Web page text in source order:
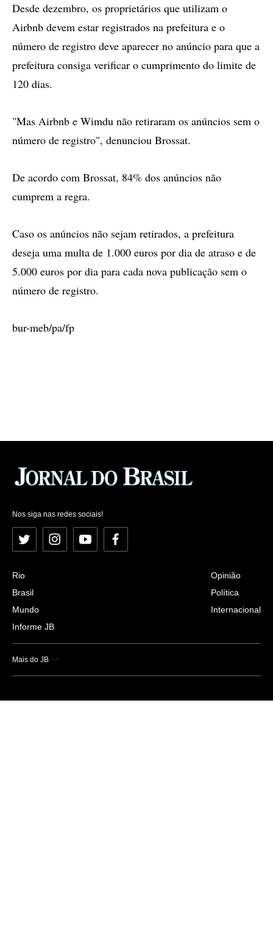
Desde dezembro, os proprietários que utilizam o
Airbnb devem estar registrados na prefeitura e o
número de registro deve aparecer no anúncio para que a
prefeitura consiga verificar o cumprimento do limite de
120 dias.
"Mas Airbnb e Wimdu não retiraram os anúncios sem o
número de registro", denunciou Brossat.
De acordo com Brossat, 84% dos anúncios não
cumprem a regra.
Caso os anúncios não sejam retirados, a prefeitura
deseja uma multa de 1.000 euros por dia de atraso e de
5.000 euros por dia para cada nova publicação sem o
número de registro.
bur-meb/pa/fp
Nos siga nas redes sociais!
Twitter InstagramYouTubeFacebook
Rio
Brasil
Mundo
Informe JB
Opinião
Política
Internacional
Mais do JB
Esportes